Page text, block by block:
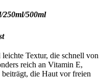
250ml/500ml
Textur, die schnell von
reich an Vitamin E,
die Haut vor freien